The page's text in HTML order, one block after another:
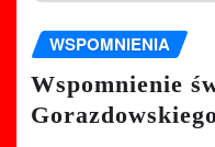
WSPOMNIENIA
Wspomnienie